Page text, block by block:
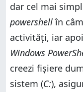
dar cel mai
powershellîn
activități, iar
Windows
creezi fișiere
sistem (C:),